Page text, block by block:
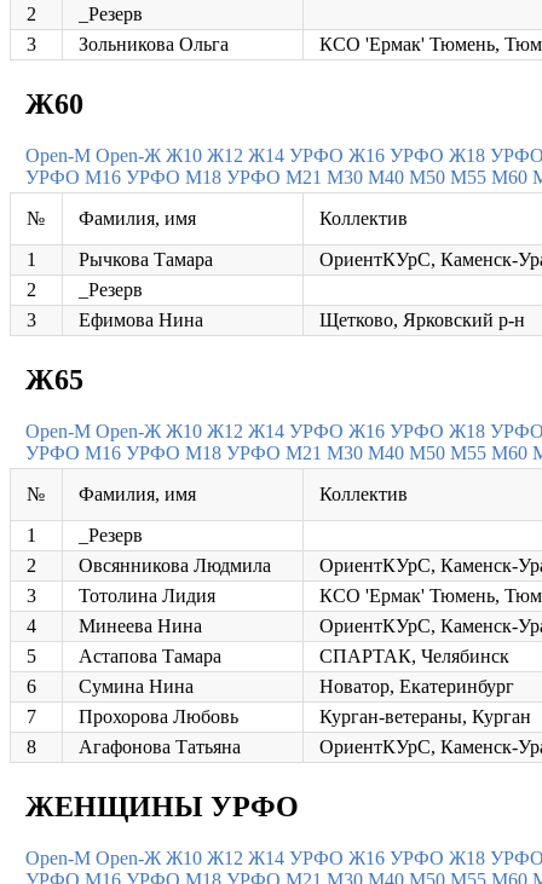
2
_Резерв
3
Зольникова Ольга КСО 'Ермак' Тюмень,
Ж60
Open-M Open-Ж Ж10 Ж12 Ж14 УРФО Ж16 УРФО Ж18
УРФО М16 УРФО М18 УРФО М21 М30 М40 М50 М55 М60
№ Фамилия, имя
Коллектив
1
Рычкова Тамара
ОриентКУрС, Каменск-
2
_Резерв
3
Ефимова Нина Щетково, Ярковский р-н
Ж65
Open-M Open-Ж Ж10 Ж12 Ж14 УРФО Ж16 УРФО Ж18
УРФО М16 УРФО М18 УРФО М21 М30 М40 М50 М55 М60
№ Фамилия, имя
Коллектив
1
_Резерв
2
Овсянникова Людмила
ОриентКУрС, Каменск-
3
Тотолина Лидия
КСО 'Ермак' Тюмень,
4
Минеева Нина
ОриентКУрС, Каменск-
5
Астапова Тамара
СПАРТАК, Челябинск
6
Сумина Нина
Новатор, Екатеринбург
7
Прохорова Любовь
Курган-ветераны, Курган
8
Агафонова Татьяна ОриентКУрС, Каменск-
ЖЕНЩИНЫ УРФО
Open-M Open-Ж Ж10 Ж12 Ж14 УРФО Ж16 УРФО Ж18
УРФО М16 УРФО М18 УРФО М21 М30 М40 М50 М55 М60